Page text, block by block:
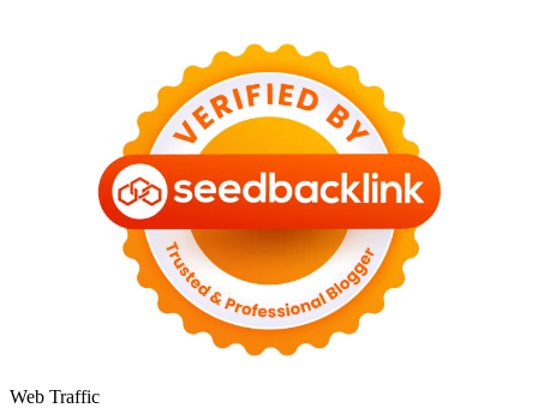
Web Traffic